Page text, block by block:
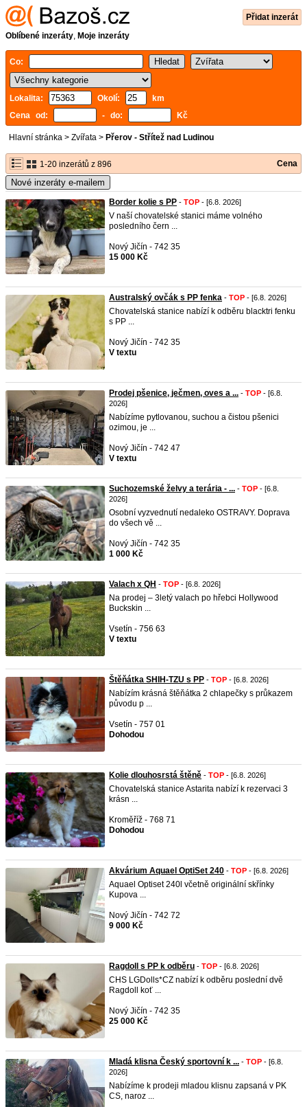
Přidat inzerát
Oblíbené inzeráty, Moje inzeráty
Co:
Lokalita: Okolí:
km
Cena od:
- do: Kč
Hlavní stránka > Zvířata > Přerov - Střítež nad Ludinou
1-20 inzerátů z 896 Cena
Nové inzeráty e-mailem
Border kolie s PP - TOP - [6.8. 2026]
V naší chovatelské stanici máme volného
posledního čern ...
Nový Jičín - 742 35
15 000 Kč
Australský ovčák s PP fenka - TOP - [6.8. 2026]
Chovatelská stanice nabízí k odběru blacktri fenku
s PP ...
Nový Jičín - 742 35
V textu
Prodej pšenice, ječmen, oves a ... - TOP - [6.8.
2026]
Nabízíme pytlovanou, suchou a čistou pšenici
ozimou, je ...
Nový Jičín - 742 47
V textu
Suchozemské želvy a terária - ... - TOP - [6.8.
2026]
Osobní vyzvednutí nedaleko OSTRAVY. Doprava
do všech vě ...
Nový Jičín - 742 35
1 000 Kč
Valach x QH - TOP - [6.8. 2026]
Na prodej – 3letý valach po hřebci Hollywood
Buckskin ...
Vsetín - 756 63
V textu
Štěňátka SHIH-TZU s PP - TOP - [6.8. 2026]
Nabízím krásná štěňátka 2 chlapečky s průkazem
původu p ...
Vsetín - 757 01
Dohodou
Kolie dlouhosrstá štěně - TOP - [6.8. 2026]
Chovatelská stanice Astarita nabízí k rezervaci 3
krásn ...
Kroměříž - 768 71
Dohodou
Akvárium Aquael OptiSet 240 - TOP - [6.8. 2026]
Aquael Optiset 240l včetně originální skřínky
Kupova ...
Nový Jičín - 742 72
9 000 Kč
Ragdoll s PP k odběru - TOP - [6.8. 2026]
CHS LGDolls*CZ nabízí k odběru poslední dvě
Ragdoll koť ...
Nový Jičín - 742 35
25 000 Kč
Mladá klisna Český sportovní k ... - TOP - [6.8.
2026]
Nabízíme k prodeji mladou klisnu zapsaná v PK
CS, naroz ...